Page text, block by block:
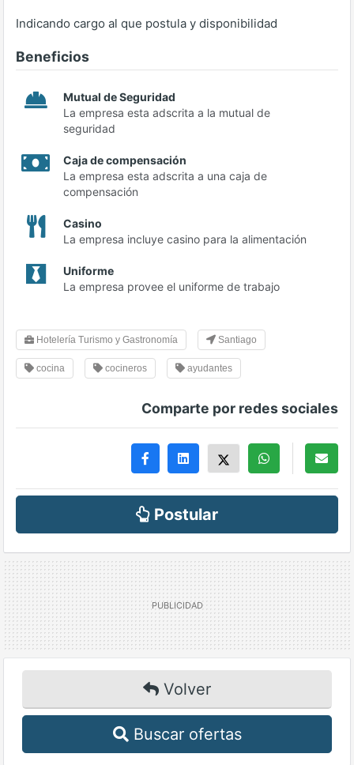
Indicando cargo al que postula y disponibilidad
Beneficios
Mutual de Seguridad
La empresa esta adscrita a la mutual de
seguridad
Caja de compensación
La empresa esta adscrita a una caja de
compensación
Casino
La empresa incluye casino para la alimentación
Uniforme
La empresa provee el uniforme de trabajo
Hotelería Turismo y Gastronomía Santiago
cocina cocineros ayudantes
Comparte por redes sociales
Postular
Volver
Buscar ofertas